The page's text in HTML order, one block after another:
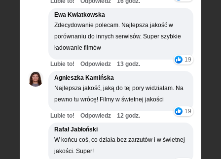
Ewa Kwiatkowska
Zdecydowanie polecam. Najlepsza jakość w
porównaniu do innych serwisów. Super szybkie
ładowanie filmów
19
Lubie to! Odpowiedz
13 godz.
Agnieszka Kamińska
Najlepsza jakość, jaką do tej pory widziałam. Na
pewno tu wrócę! Filmy w świetnej jakości
19
Lubie to! Odpowiedz
12 godz.
Rafał Jabłoński
W końcu coś, co działa bez zarzutów i w świetnej
jakości. Super!